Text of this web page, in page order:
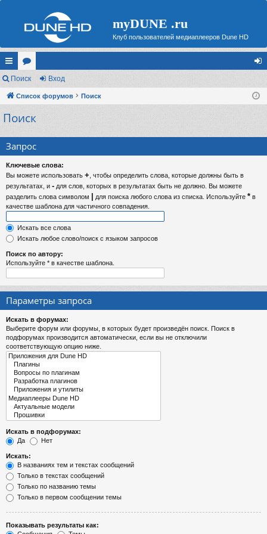
myDUNE .ru
Клуб пользователей медиаплееров Dune HD
с
ы
лк
ор
ум д
Поиск Вход
Список форумов Поиск
Поиск
Запрос
Ключевые слова:
Вы можете использовать + , чтобы определить слова, которые должны быть в
результатах, и - для слов, которых в результатах быть не должно. Вы можете
разделить слова символом | для поиска любого слова из списка. Используйте * в
качестве шаблона для частичного совпадения.
Искать все слова
Искать любое слово/поиск с языком запросов
Поиск по автору:
Используйте * в качестве шаблона.
Параметры запроса
Искать в форумах:
Выберите форум или форумы, в которых будет произведён поиск. Поиск в
подфорумах производится автоматически, если вы не отключили
соответствующую опцию ниже.
Искать в подфорумах:
Да
Нет
Искать:
В названиях тем и текстах сообщений
Только в текстах сообщений
Только по названию темы
Только в первом сообщении темы
Показывать результаты как: